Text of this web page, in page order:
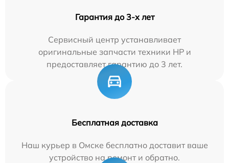
Гарантия до 3-х лет
Сервисный центр устанавливает
оригинальные запчасти техники HP и
предоставляет гарантию до 3 лет.
Бесплатная доставка
Наш курьер в Омске бесплатно доставит ваше
устройство на ремонт и обратно.